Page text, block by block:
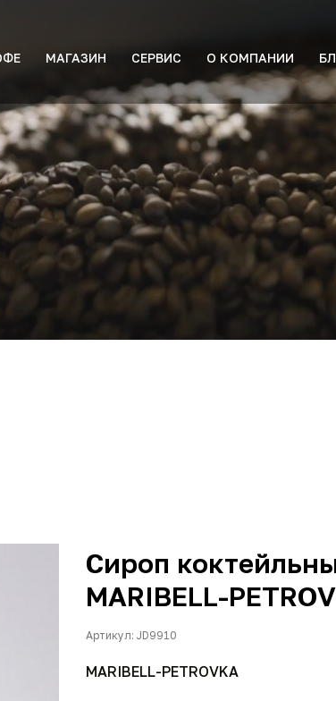
МАГАЗИН СЕРВИС О КОМПАНИИ
Сироп
MARIBELL-
Артикул: JD9910
MARIBELL-PETROVKA